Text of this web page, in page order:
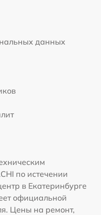
данных
по истечении
в Екатеринбурге
официальной
Цены на ремонт,